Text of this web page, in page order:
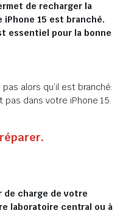
de recharger la
15 est branché.
essentiel pour la bonne
alors qu’il est branché.
pas dans votre iPhone 15.
de charge de votre
laboratoire central ou à